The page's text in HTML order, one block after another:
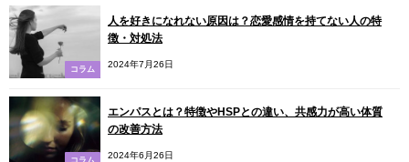
コラム
人を好きになれない原因は？恋愛感情を持てない人の特
徴・対処法
2024年7月26日
コラム
エンパスとは？特徴やHSPとの違い、共感力が高い体質
の改善方法
2024年6月26日